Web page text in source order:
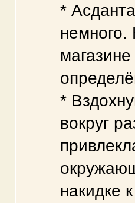
*
немного.
*
вокруг
накидке